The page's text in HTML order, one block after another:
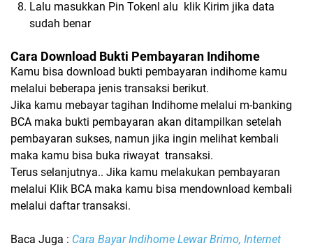
Lalu masukkan Pin Tokenl alu klik Kirim jika data
sudah benar
Cara Download Bukti Pembayaran Indihome
Kamu bisa download bukti pembayaran indihome kamu
melalui beberapa jenis transaksi berikut.
Jika kamu mebayar tagihan Indihome melalui m-banking
BCA maka bukti pembayaran akan ditampilkan setelah
pembayaran sukses, namun jika ingin melihat kembali
maka kamu bisa buka riwayat transaksi.
Terus selanjutnya.. Jika kamu melakukan pembayaran
melalui Klik BCA maka kamu bisa mendownload kembali
melalui daftar transaksi.
Baca Juga : Cara Bayar Indihome Lewar Brimo, Internet